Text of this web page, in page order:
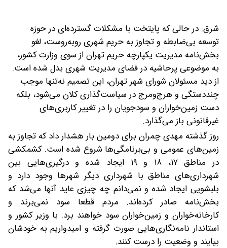
شرق: در حالی که پایتخت با مشکلات گسترده‌ای در حوزه
توسعه بی‌ضابطه و تجاوز به حریم شهری روبه‌روست، لغو
بخش‌نامه مدیریت یکپارچه حریم تهران از سوی وزارت کشور،
به موضوعی پرحاشیه در فضای مدیریت شهری بدل شده است.
از دید مسئولان شورای شهر تهران، این تصمیم نه‌تنها موجب
چنددستگی و هرج‌ومرج در سیاست‌گذاری کلان می‌شود، بلکه
دست زمین‌خواران و سودجویان را در تغییر کاربری‌های
غیرقانونی باز می‌گذارد.
روز گذشته مهدی چمران برای دومین بار هشدار داد که تجاوز به
زمین‌های عمومی و بی‌برنامگی‌ها شروع شده است. کشمکشی
در مناطق ۱۷، ۱۸ و ۱۹ ایجاد شده و درگیری‌هایی بین
شهرداری‌های مناطق با شهرداری دیگر شهرها وجود دارد و
بلبشویی ایجاد شده و نمی‌دانم چه چیزی عاید آنها می‌شد که
بخش‌نامه صادر کرده‌اند. مردم قطعا سود نمی‌برند و
کارخانه‌خواران و زمین‌خواران سود خواهند برد. با وزیر کشور و
استاندار نامه‌نگاری‌هایی صورت گرفته و امیدواریم به خودشان
بیایند و وضعیت را درست کنند.